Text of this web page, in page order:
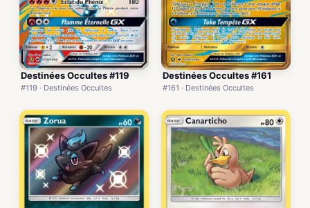
Destinées Occultes #119
#119 · Destinées Occultes
Destinées Occultes #161
#161 · Destinées Occultes